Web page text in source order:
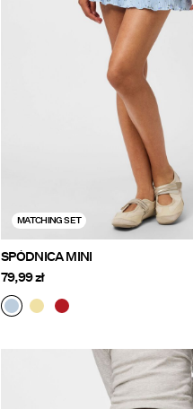
MATCHING SET
SPÓDNICA MINI
79,99 zł